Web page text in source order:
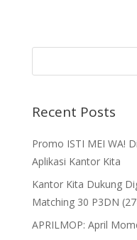
Recent Posts
Promo ISTI MEI WA!
Aplikasi Kantor Kita
Kantor Kita Dukung
Matching 30 P3DN
APRILMOP: April